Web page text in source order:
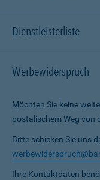
Dienstleisterliste
Werbewiderspruch
Möchten Sie keine
postalischem Weg von
Bitte schicken Sie uns
Ihre Kontaktdaten